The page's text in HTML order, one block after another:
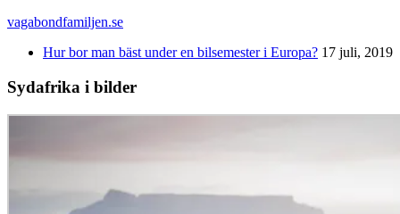
vagabondfamiljen.se
Hur bor man bäst under en bilsemester i Europa? 17 juli, 2019
Sydafrika i bilder